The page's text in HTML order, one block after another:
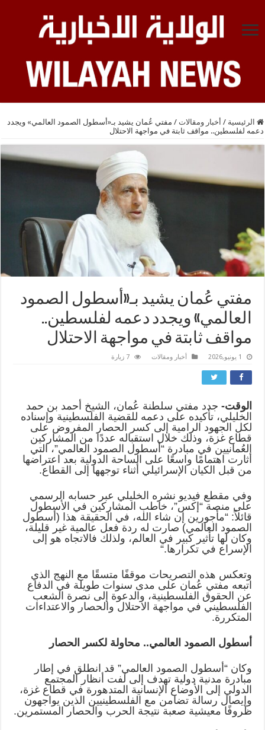
الرئيسية / أخبار ومقالات / مفتي عُمان يشيد بـ«أسطول الصمود العالمي» ويجدد
دعمه لفلسطين.. مواقف ثابتة في مواجهة الاحتلال
مفتي عُمان يشيد بـ«أسطول الصمود
العالمي» ويجدد دعمه لفلسطين..
مواقف ثابتة في مواجهة الاحتلال
1 يونيو,2026 أخبار ومقالات 7 زيارة
الوقت- جدد مفتي سلطنة عُمان، الشيخ أحمد بن حمد
الخليلي، تأكيده على دعمه للقضية الفلسطينية وإسناده
لكل الجهود الرامية إلى كسر الحصار المفروض على
قطاع غزة، وذلك خلال استقباله عددًا من المشاركين
العُمانيين في مبادرة “أسطول الصمود العالمي”، التي
أثارت اهتمامًا واسعًا على الساحة الدولية بعد اعتراضها
من قبل الكيان الإسرائيلي أثناء توجهها إلى القطاع.
وفي مقطع فيديو نشره الخليلي عبر حسابه الرسمي
على منصة “إكس”، خاطب المشاركين في الأسطول
قائلاً: “مأجورين إن شاء الله، في الحقيقة هذا (أسطول
الصمود العالمي) صارت له ردة فعل عالمية غير قليلة،
وكان لها تأثير كبير في العالم، ولذلك فالاتجاه هو إلى
الإسراع في تكرارها“.
وتعكس هذه التصريحات موقفًا متسقًا مع النهج الذي
اتبعه مفتي عُمان على مدى سنوات طويلة في الدفاع
عن الحقوق الفلسطينية، والدعوة إلى نصرة الشعب
الفلسطيني في مواجهة الاحتلال والحصار والاعتداءات
المتكررة.
أسطول الصمود العالمي.. محاولة لكسر الحصار
وكان “أسطول الصمود العالمي” قد انطلق في إطار
مبادرة مدنية دولية تهدف إلى لفت أنظار المجتمع
الدولي إلى الأوضاع الإنسانية المتدهورة في قطاع غزة،
وإيصال رسالة تضامن مع الفلسطينيين الذين يواجهون
ظروفًا معيشية صعبة نتيجة الحرب والحصار المستمرين.